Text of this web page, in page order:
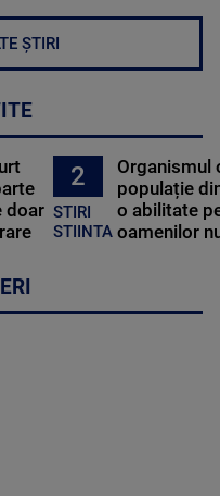
ȘTIRI
doar
2
STIRI
STIINTA
Organismul
populație
o abilitate
oamenilor